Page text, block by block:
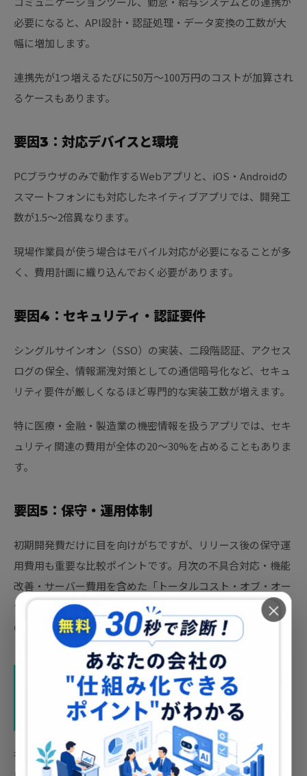
必要になると、API設計・認証処理・データ変換の工数が大
幅に増加します。
連携先が1つ増えるたびに50万〜100万円のコストが加算され
るケースもあります。
要因3：対応デバイスと環境
PCブラウザのみで動作するWebアプリと、iOS・Androidの
スマートフォンにも対応したネイティブアプリでは、開発工
数が1.5〜2倍異なります。
現場作業員が使う場合はモバイル対応が必要になることが多
く、費用計画に織り込んでおく必要があります。
要因4：セキュリティ・認証要件
シングルサインオン（SSO）の実装、二段階認証、アクセス
ログの保全、情報漏洩対策としての通信暗号化など、セキュ
リティ要件が厳しくなるほど専門的な実装工数が増えます。
特に医療・金融・製造業の機密情報を扱うアプリでは、セキ
ュリティ関連の費用が全体の20〜30%を占めることもありま
す。
要因5：保守・運用体制
初期開発費だけに目を向けがちですが、リリース後の保守運
用費用も重要な比較ポイントです。月次の不具合対応・機能
改善・サーバー費用を含めた「トータルコスト・オブ・オー
ナーシップ（TCO）」で比較しなければ、3〜5年後に想定外
の費用が発生するリスクがあります。
開発会社への発注と内製化、どちら
がコスト効率は高いのか？
社内アプリの開発費用を考えるうえで、「外注か内製か」と
×